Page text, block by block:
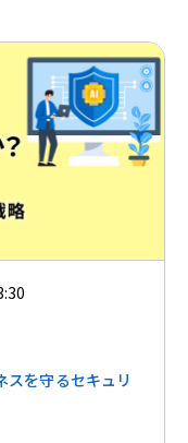
スを守るセキュリ